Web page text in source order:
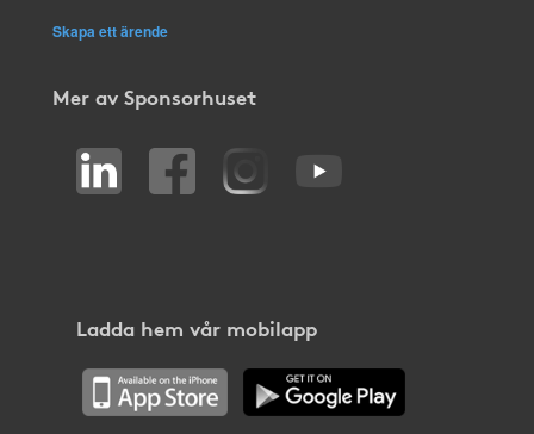
Skapa ett ärende
Mer av Sponsorhuset
Ladda hem vår mobilapp